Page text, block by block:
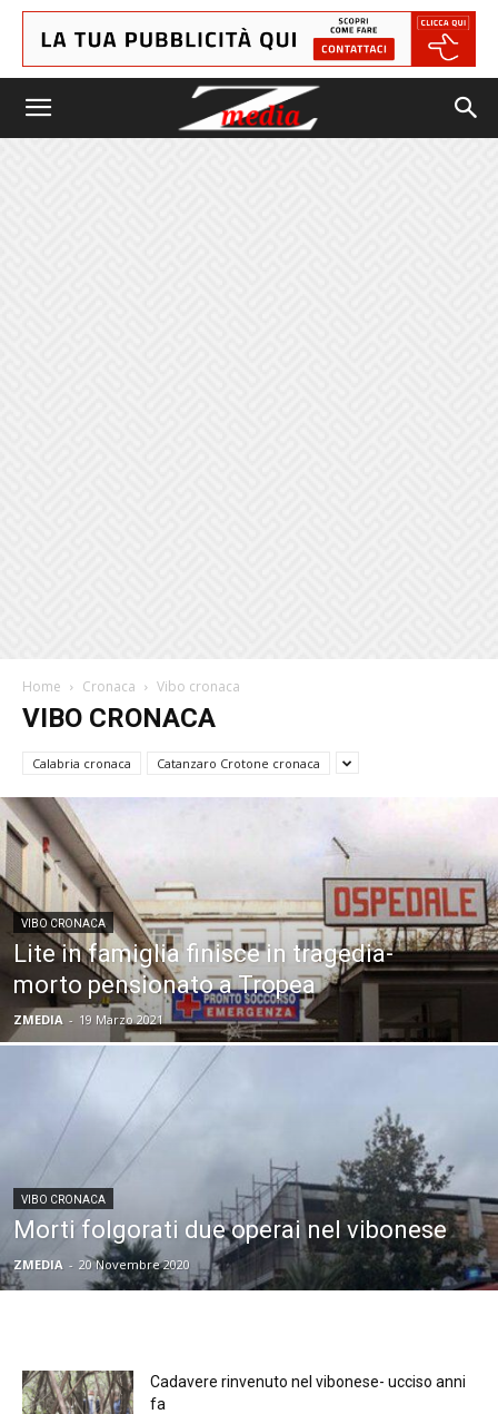
Home Cronaca Vibo cronaca
VIBO CRONACA
Calabria cronaca Catanzaro Crotone cronaca
VIBO CRONACA
Lite in famiglia finisce in tragedia-
morto pensionato a Tropea
ZMEDIA - 19 Marzo 2021
VIBO CRONACA
Morti folgorati due operai nel vibonese
ZMEDIA - 20 Novembre 2020
Cadavere rinvenuto nel vibonese- ucciso anni
fa